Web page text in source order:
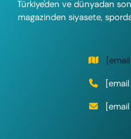
Türkiye'den ve dünyadan
magazinden siyasete,